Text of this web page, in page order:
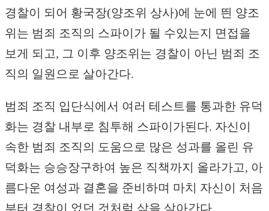
경찰이 되어 황국장(양조위 상사)에 눈에 띈 양조
위는 범죄 조직의 스파이가 될 수있는지 면접을
보게 되고, 그 이후 양조위는 경찰이 아닌 범죄 조
직의 일원으로 살아간다.
범죄 조직 입단식에서 여러 테스트를 통과한 유덕
화는 경찰 내부로 침투해 스파이가된다. 자신이
속한 범죄 조직의 도움으로 많은 성과를 올린 유
덕화는 승승장구하여 높은 직책까지 올라가고, 아
름다운 여성과 결혼을 준비하며 마치 자신이 처음
부터 경찰이 었던 것처럼 삶을 살아간다.